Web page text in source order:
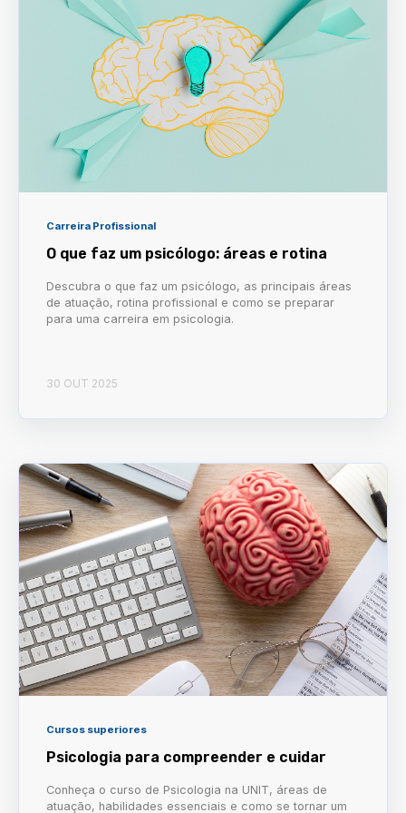
Carreira Profissional
O que faz um psicólogo: áreas e rotina
Descubra o que faz um psicólogo, as principais áreas
de atuação, rotina profissional e como se preparar
para uma carreira em psicologia.
30 OUT 2025
Cursos superiores
Psicologia para compreender e cuidar
Conheça o curso de Psicologia na UNIT, áreas de
atuação, habilidades essenciais e como se tornar um